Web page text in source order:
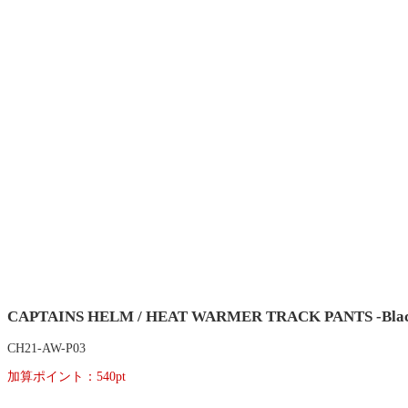
CAPTAINS HELM / HEAT WARMER TRACK PANTS -
CH21-AW-P03
加算ポイント： 540pt